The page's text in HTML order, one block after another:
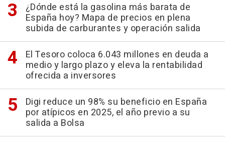
¿Dónde está la gasolina más barata de
España hoy? Mapa de precios en plena
subida de carburantes y operación salida
El Tesoro coloca 6.043 millones en deuda a
medio y largo plazo y eleva la rentabilidad
ofrecida a inversores
Digi reduce un 98% su beneficio en España
por atípicos en 2025, el año previo a su
salida a Bolsa